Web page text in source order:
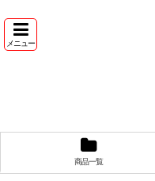
メニュー
商品一覧